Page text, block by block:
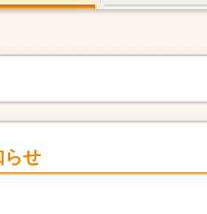
せ